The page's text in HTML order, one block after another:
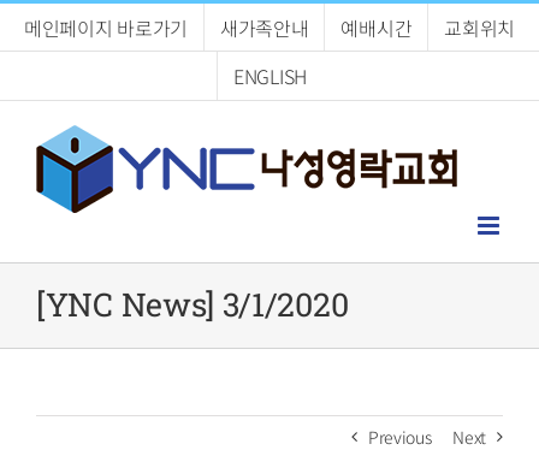
메인페이지 바로가기 새가족안내 예배시간
교회위치
ENGLISH
[YNC News] 3/1/2020
Previous Next